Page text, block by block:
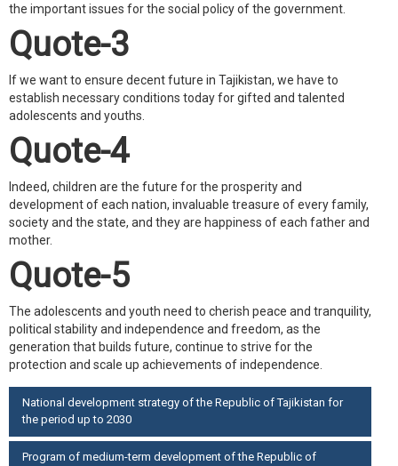
the important issues for the social policy of the government.
Quote-3
If we want to ensure decent future in Tajikistan, we have to
establish necessary conditions today for gifted and talented
adolescents and youths.
Quote-4
Indeed, children are the future for the prosperity and
development of each nation, invaluable treasure of every family,
society and the state, and they are happiness of each father and
mother.
Quote-5
The adolescents and youth need to cherish peace and tranquility,
political stability and independence and freedom, as the
generation that builds future, continue to strive for the
protection and scale up achievements of independence.
National development strategy of the Republic of Tajikistan for
the period up to 2030
Program of medium-term development of the Republic of